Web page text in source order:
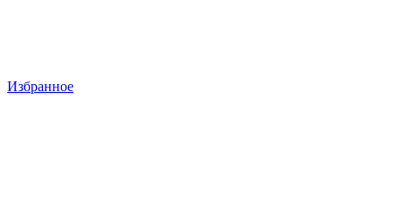
Избранное